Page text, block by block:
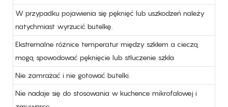
W przypadku pojawienia się pęknięć lub uszkodzeń należy
natychmiast wyrzucić butelkę.
Ekstremalne różnice temperatur między szkłem a cieczą
mogą spowodować pęknięcie lub stłuczenie szkła
Nie zamrażać i nie gotować butelki.
Nie nadaje się do stosowania w kuchence mikrofalowej i